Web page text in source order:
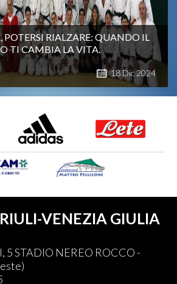
POTERSI RIALZARE: QUANDO IL
TI CAMBIA LA VITA.
18 Dic2024
VENEZIA GIULIA
5 STADIO NEREO ROCCO -